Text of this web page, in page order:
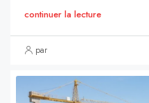
continuer la lecture
par